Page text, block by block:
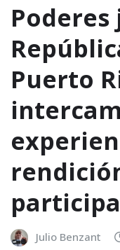
Puerto
Julio Benzant